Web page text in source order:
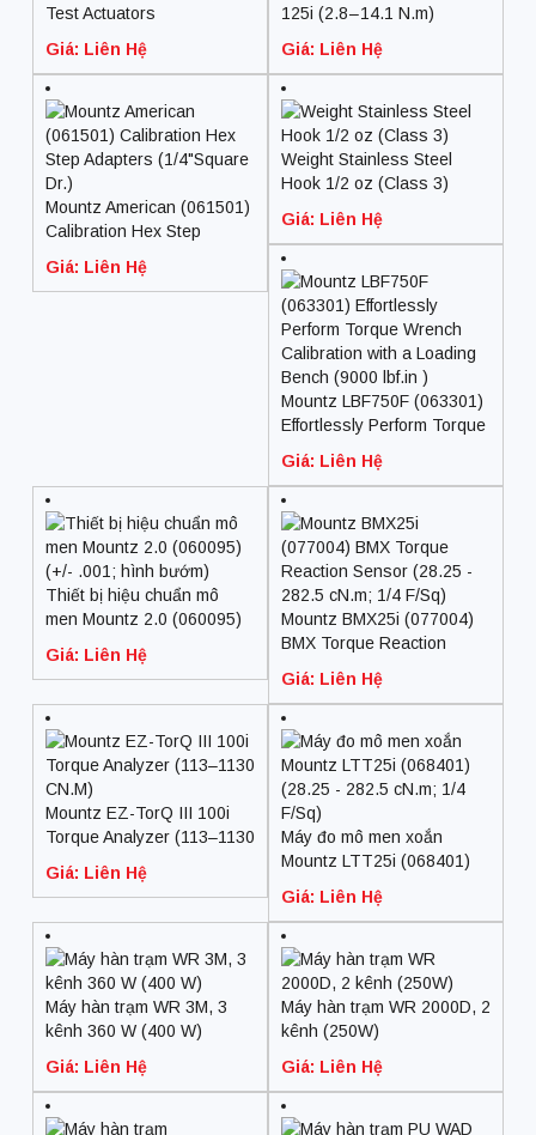
Test Actuators
Giá: Liên Hệ
125i (2.8 – 14.1 N.m)
Giá: Liên Hệ
Mountz American (061501)
Calibration Hex Step
Giá: Liên Hệ
Weight Stainless Steel
Hook 1/2 oz (Class 3)
Giá: Liên Hệ
Mountz LBF750F (063301)
Effortlessly Perform Torque
Loading Bench (9000 lbf.in
)
Giá: Liên Hệ
Thiết bị hiệu chuẩn mô
men Mountz 2.0 (060095)
Giá: Liên Hệ
Mountz BMX25i (077004)
BMX Torque Reaction
cN.m; 1/4 F/Sq)
Giá: Liên Hệ
Mountz EZ-TorQ III 100i
Torque Analyzer (113–1130
Giá: Liên Hệ
Máy đo mô men xoắn
Mountz LTT25i (068401)
F/Sq)
Giá: Liên Hệ
Máy hàn trạm WR 3M, 3
kênh 360 W (400 W)
Giá: Liên Hệ
Máy hàn trạm WR 2000D, 2
kênh (250W)
Giá: Liên Hệ